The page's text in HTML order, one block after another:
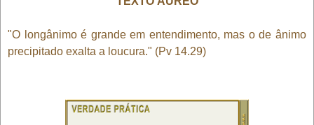
"O longânimo é grande em entendimento, mas o de ânimo
precipitado exalta a loucura." (Pv 14.29)